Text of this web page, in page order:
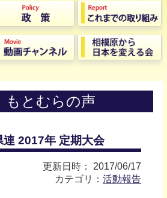
とむらの声
連 2017年 定期大会
更新日時： 2017/06/17
カテゴリ：活動報告